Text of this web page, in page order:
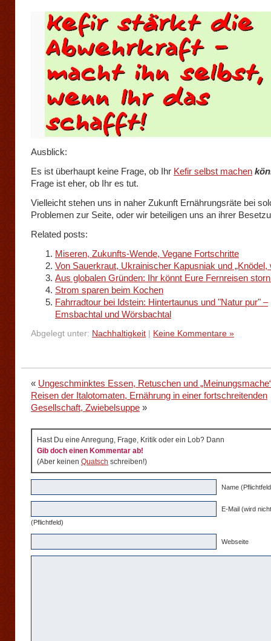
Ausblick:
Es ist überhaupt keine Frage, ob Ihr Kefir selbst machen
Frage ist eher, ob Ihr es tut.
Vielleicht stehen uns in naher Zukunft Ernährungsräte bei
Problemen zur Seite, oder wir beteiligen uns an ihrer
Related posts:
Miseren, Zukunfts-Wende, Vegane Fortschritte
Von Sauerkraut, Ukrainischer Kapusniak und „Knödel,
Aus globalen Gründen: Ihr könnt Eure Fernreisen
Strom sparen beim Kochen
Fahrradtour bei Idstein: Hintertaunus und "Natur pur" –
Emsbachtal und Wörsbachtal
Abgelegt unter: Nachhaltigkeit Keine Kommentare »
« Ungeschminktes Essen, Retuschen und
Reisen der Italotomaten, Ernährung in einer fortschreitenden
Gesellschaft, Zwiebelsuppe »
Hast Du eine Anregung, Frage, Kritik oder ein Lob? Dann
Gib doch einen Kommentar ab!
(Aber keinen Quatsch schreiben!)
Name
E-Mail (wird
(Pflichtfeld)
Webseite